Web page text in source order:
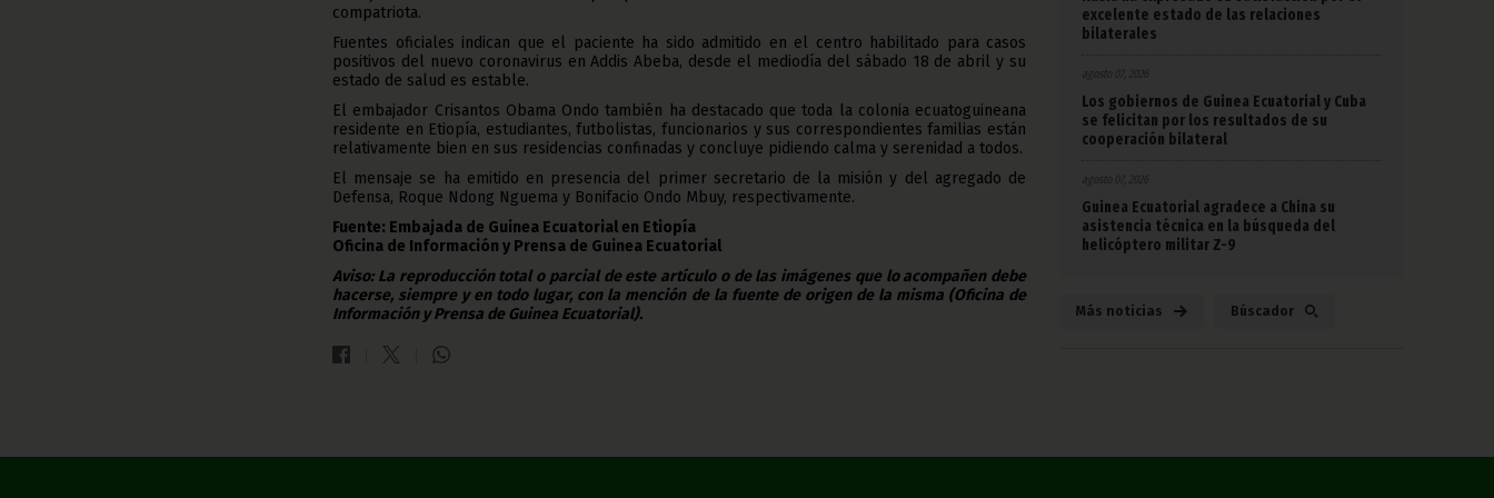
compatriota.
Fuentes oficiales indican que el paciente ha sido admitido en el centro habilitado para casos
positivos del nuevo coronavirus en Addis Abeba, desde el mediodía del sábado 18 de abril y su
estado de salud es estable.
El embajador Crisantos Obama Ondo también ha destacado que toda la colonia ecuatoguineana
residente en Etiopía, estudiantes, futbolistas, funcionarios y sus correspondientes familias están
relativamente bien en sus residencias confinadas y concluye pidiendo calma y serenidad a todos.
El mensaje se ha emitido en presencia del primer secretario de la misión y del agregado de
Defensa, Roque Ndong Nguema y Bonifacio Ondo Mbuy, respectivamente.
Fuente: Embajada de Guinea Ecuatorial en Etiopía
Oficina de Información y Prensa de Guinea Ecuatorial
Aviso: La reproducción total o parcial de este artículo o de las imágenes que lo acompañen debe
hacerse, siempre y en todo lugar, con la mención de la fuente de origen de la misma (Oficina de
Información y Prensa de Guinea Ecuatorial).
excelente estado de las relaciones
bilaterales
agosto 07, 2026
Los gobiernos de Guinea Ecuatorial y Cuba
se felicitan por los resultados de su
cooperación bilateral
agosto 07, 2026
Guinea Ecuatorial agradece a China su
asistencia técnica en la búsqueda del
helicóptero militar Z-9
Más noticias Búscador